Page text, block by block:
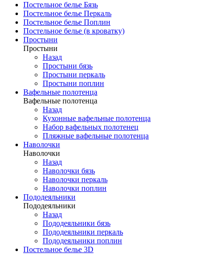
Постельное белье Бязь
Постельное белье Перкаль
Постельное белье Поплин
Постельное белье (в кроватку)
Простыни
Простыни
Назад
Простыни бязь
Простыни перкаль
Простыни поплин
Вафельные полотенца
Вафельные полотенца
Назад
Кухонные вафельные полотенца
Набор вафельных полотенец
Пляжные вафельные полотенца
Наволочки
Наволочки
Назад
Наволочки бязь
Наволочки перкаль
Наволочки поплин
Пододеяльники
Пододеяльники
Назад
Пододеяльники бязь
Пододеяльники перкаль
Пододеяльники поплин
Постельное белье 3D